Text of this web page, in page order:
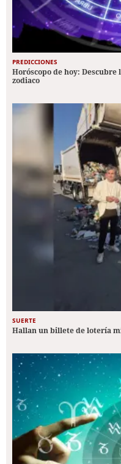
PREDICCIONES
Horóscopo de hoy: Descubre
zodiaco
SUERTE
Hallan un billete de lotería